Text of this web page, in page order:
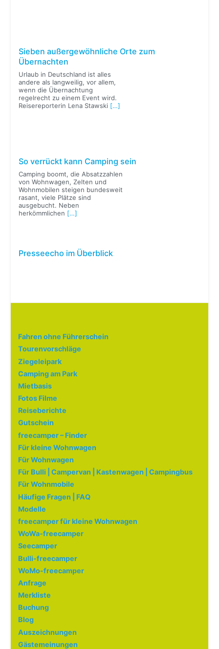
Sieben außergewöhnliche Orte zum
Übernachten
Urlaub in Deutschland ist alles
andere als langweilig, vor allem,
wenn die Übernachtung
regelrecht zu einem Event wird.
Reisereporterin Lena Stawski […]
So verrückt kann Camping sein
Camping boomt, die Absatzzahlen
von Wohnwagen, Zelten und
Wohnmobilen steigen bundesweit
rasant, viele Plätze sind
ausgebucht. Neben
herkömmlichen […]
Presseecho im Überblick
Fahren ohne Führerschein
Tourenvorschläge
Ziegeleipark
Camping am Park
Mietbasis
Fotos Filme
Reiseberichte
Gutschein
freecamper – Finder
Für kleine Wohnwagen
Für Wohnwagen
Für Bulli | Campervan | Kastenwagen | Campingbus
Für Wohnmobile
Häufige Fragen | FAQ
Modelle
freecamper für kleine Wohnwagen
WoWa-freecamper
Seecamper
Bulli-freecamper
WoMo-freecamper
Anfrage
Merkliste
Buchung
Blog
Auszeichnungen
Gästemeinungen